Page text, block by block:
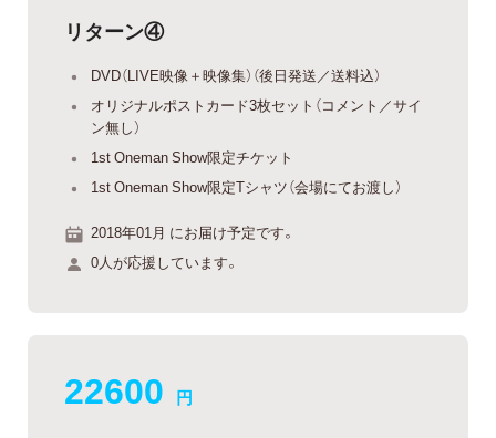
リターン④
DVD（LIVE映像＋映像集）（後日発送／送料込）
オリジナルポストカード3枚セット（コメント／サイ
ン無し）
1st Oneman Show限定チケット
1st Oneman Show限定Tシャツ（会場にてお渡し）
2018年01月 にお届け予定です。
0人が応援しています。
22600 円